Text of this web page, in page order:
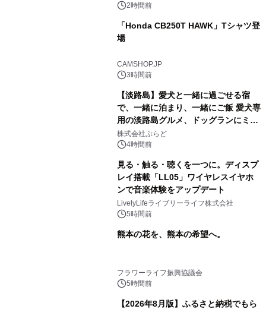
2時間前
「Honda CB250T HAWK」Tシャツ登
場
CAMSHOP.JP
3時間前
【淡路島】愛犬と一緒に過ごせる宿
で、一緒に泊まり、一緒にご飯 愛犬専
用の淡路島グルメ、ドッグランにミニ
プール グランピングとトレーラーハウ
スの2施設で
株式会社ぷらど
4時間前
見る・触る・聴くを一つに。ディスプ
レイ搭載「LL05」ワイヤレスイヤホ
ンで音楽体験をアップデート
LivelyLifeライブリーライフ株式会社
5時間前
熊本の花を、熊本の希望へ。
フラワーライフ振興協議会
5時間前
【2026年8月版】ふるさと納税でもら